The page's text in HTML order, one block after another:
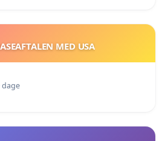
MED USA
dage